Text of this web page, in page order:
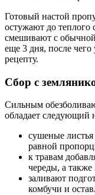
Готовый настой
остужают до теплого
смешивают с
еще 3 дня, после чего
рецепту.
Сбор с
Сильным
обладает следующий
сушеные
равной
к травам
череды, а
заливают
комбучи и